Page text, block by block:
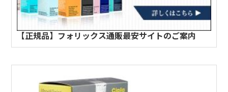
【正規品】フォリックス通販最安サイトのご案内